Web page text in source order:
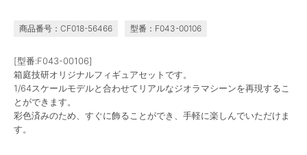
商品番号：CF018-56466 型番：F043-00106
[型番:F043-00106]
箱庭技研オリジナルフィギュアセットです。
1/64スケールモデルと合わせてリアルなジオラマシーンを再現するこ
とができます。
彩色済みのため、すぐに飾ることができ、手軽に楽しんでいただけま
す。